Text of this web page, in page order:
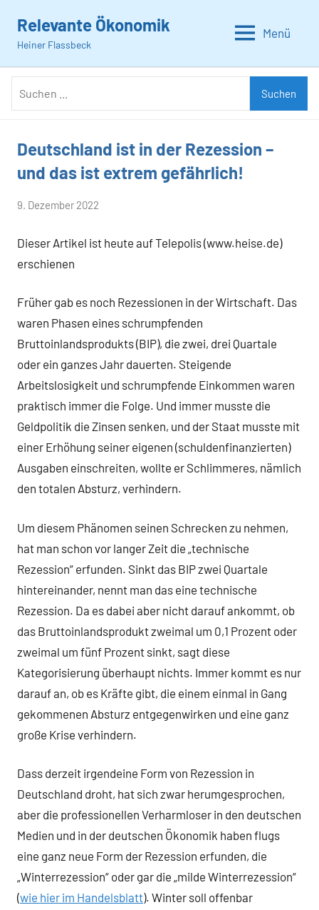
Inhalt
springen
Relevante Ökonomik
Heiner Flassbeck
Menü
Suchen
Allgemein
Deutschland ist in der Rezession –
und das ist extrem gefährlich!
von
Flassbeck
9. Dezember 2022
Dieser Artikel ist heute auf Telepolis (www.heise.de)
erschienen
Früher gab es noch Rezessionen in der Wirtschaft. Das
waren Phasen eines schrumpfenden
Bruttoinlandsprodukts (BIP), die zwei, drei Quartale
oder ein ganzes Jahr dauerten. Steigende
Arbeitslosigkeit und schrumpfende Einkommen waren
praktisch immer die Folge. Und immer musste die
Geldpolitik die Zinsen senken, und der Staat musste mit
einer Erhöhung seiner eigenen (schuldenfinanzierten)
Ausgaben einschreiten, wollte er Schlimmeres, nämlich
den totalen Absturz, verhindern.
Um diesem Phänomen seinen Schrecken zu nehmen,
hat man schon vor langer Zeit die „technische
Rezession“ erfunden. Sinkt das BIP zwei Quartale
hintereinander, nennt man das eine technische
Rezession. Da es dabei aber nicht darauf ankommt, ob
das Bruttoinlandsprodukt zweimal um 0,1 Prozent oder
zweimal um fünf Prozent sinkt, sagt diese
Kategorisierung überhaupt nichts. Immer kommt es nur
darauf an, ob es Kräfte gibt, die einem einmal in Gang
gekommenen Absturz entgegenwirken und eine ganz
große Krise verhindern.
Dass derzeit irgendeine Form von Rezession in
Deutschland droht, hat sich zwar herumgesprochen,
aber die professionellen Verharmloser in den deutschen
Medien und in der deutschen Ökonomik haben flugs
eine ganz neue Form der Rezession erfunden, die
„Winterrezession“ oder gar die „milde Winterrezession“
(wie hier im Handelsblatt). Winter soll offenbar